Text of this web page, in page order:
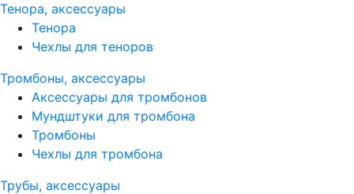
Тенора, аксессуары
Тенора
Чехлы для теноров
Тромбоны, аксессуары
Аксессуары для тромбонов
Мундштуки для тромбона
Тромбоны
Чехлы для тромбона
Трубы, аксессуары